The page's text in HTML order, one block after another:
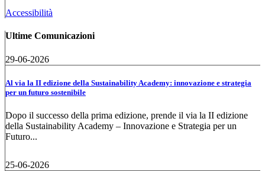
Accessibilità
Ultime Comunicazioni
29-06-2026
Al via la II edizione della Sustainability Academy: innovazione e strategia
per un futuro sostenibile
Dopo il successo della prima edizione, prende il via la II edizione
della Sustainability Academy – Innovazione e Strategia per un
Futuro...
25-06-2026